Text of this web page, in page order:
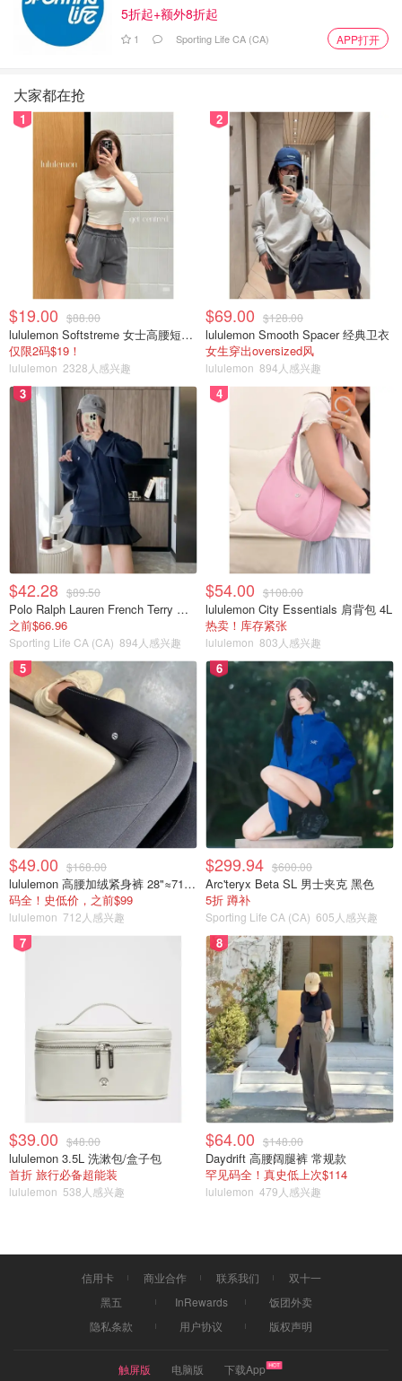
5折起+额外8折起
1 Sporting Life CA (CA) APP打开
大家都在抢
1
$19.00 $88.00
lululemon Softstreme 女士高腰短裤 10cm
仅限2码$19！
lululemon 2328人感兴趣
2
$69.00 $128.00
lululemon Smooth Spacer 经典卫衣
女生穿出oversized风
lululemon 894人感兴趣
3
$42.28 $89.50
Polo Ralph Lauren French Terry 女童连帽卫衣 7-16码
之前$66.96
Sporting Life CA (CA) 894人感兴趣
4
$54.00 $108.00
lululemon City Essentials 肩背包 4L
热卖！库存紧张
lululemon 803人感兴趣
5
$49.00 $168.00
lululemon 高腰加绒紧身裤 28"≈71cm 5个口袋
码全！史低价，之前$99
lululemon 712人感兴趣
6
$299.94 $600.00
Arc'teryx Beta SL 男士夹克 黑色
5折 蹲补
Sporting Life CA (CA) 605人感兴趣
7
$39.00 $48.00
lululemon 3.5L 洗漱包/盒子包
首折 旅行必备超能装
lululemon 538人感兴趣
8
$64.00 $148.00
Daydrift 高腰阔腿裤 常规款
罕见码全！真史低上次$114
lululemon 479人感兴趣
信用卡 商业合作 联系我们
双十一
黑五
InRewards
饭团外卖
隐私条款
用户协议 版权声明
触屏版 电脑版 下载App